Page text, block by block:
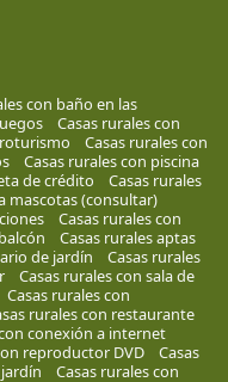
con baño en las
Casas rurales con
Casas rurales con
Casas rurales con piscina
de crédito
Casas rurales
mascotas (consultar)
Casas rurales con
Casas rurales aptas
de jardín
Casas rurales
Casas rurales con sala de
Casas rurales con
rurales con restaurante
conexión a internet
reproductor DVD
Casas
Casas rurales con